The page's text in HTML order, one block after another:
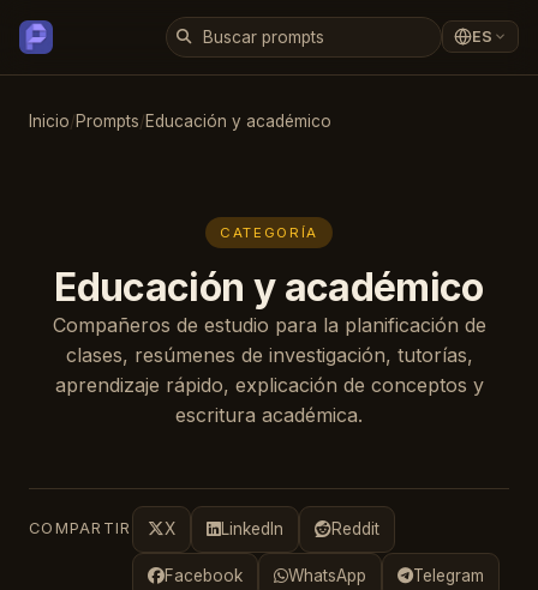
ES
Inicio/Prompts/Educación y académico
CATEGORÍA
Educación y académico
Compañeros de estudio para la planificación de
clases, resúmenes de investigación, tutorías,
aprendizaje rápido, explicación de conceptos y
escritura académica.
COMPARTIR X LinkedIn Reddit
Facebook WhatsApp Telegram